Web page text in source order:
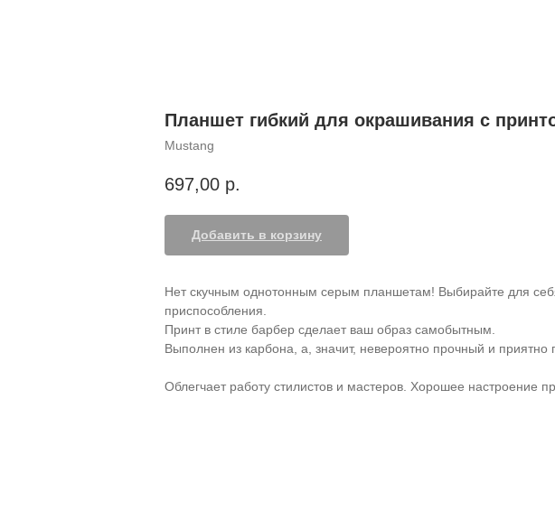
Планшет гибкий для окрашивания с
Mustang
697,00 р.
Добавить в корзину
Нет скучным однотонным серым планшетам! Выбирайте для
приспособления.
Принт в стиле барбер сделает ваш образ самобытным.
Выполнен из карбона, а, значит, невероятно прочный и приятно
Облегчает работу стилистов и мастеров. Хорошее настроение